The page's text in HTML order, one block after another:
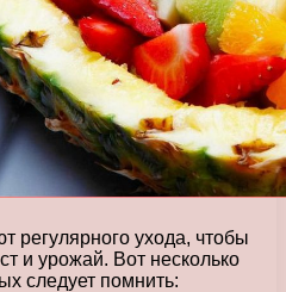
регулярного ухода, чтобы
и урожай. Вот несколько
следует помнить: